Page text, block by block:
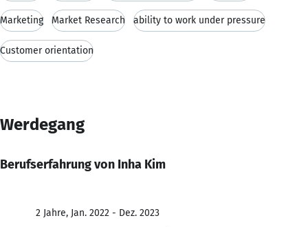
Marketing Market Research ability to work under pressure
Customer orientation
Werdegang
Berufserfahrung von Inha Kim
2 Jahre, Jan. 2022 - Dez. 2023